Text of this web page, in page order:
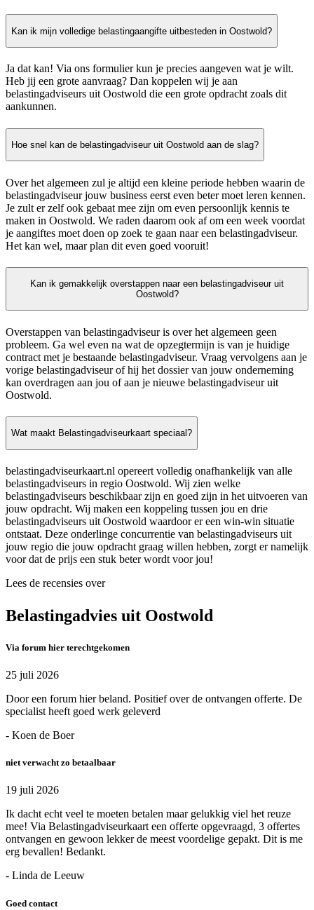
Kan ik mijn volledige belastingaangifte uitbesteden in Oostwold?
Ja dat kan! Via ons formulier kun je precies aangeven wat je wilt.
Heb jij een grote aanvraag? Dan koppelen wij je aan
belastingadviseurs uit Oostwold die een grote opdracht zoals dit
aankunnen.
Hoe snel kan de belastingadviseur uit Oostwold aan de slag?
Over het algemeen zul je altijd een kleine periode hebben waarin de
belastingadviseur jouw business eerst even beter moet leren kennen.
Je zult er zelf ook gebaat mee zijn om even persoonlijk kennis te
maken in Oostwold. We raden daarom ook af om een week voordat
je aangiftes moet doen op zoek te gaan naar een belastingadviseur.
Het kan wel, maar plan dit even goed vooruit!
Kan ik gemakkelijk overstappen naar een belastingadviseur uit
Oostwold?
Overstappen van belastingadviseur is over het algemeen geen
probleem. Ga wel even na wat de opzegtermijn is van je huidige
contract met je bestaande belastingadviseur. Vraag vervolgens aan je
vorige belastingadviseur of hij het dossier van jouw onderneming
kan overdragen aan jou of aan je nieuwe belastingadviseur uit
Oostwold.
Wat maakt Belastingadviseurkaart speciaal?
belastingadviseurkaart.nl opereert volledig onafhankelijk van alle
belastingadviseurs in regio Oostwold. Wij zien welke
belastingadviseurs beschikbaar zijn en goed zijn in het uitvoeren van
jouw opdracht. Wij maken een koppeling tussen jou en drie
belastingadviseurs uit Oostwold waardoor er een win-win situatie
ontstaat. Deze onderlinge concurrentie van belastingadviseurs uit
jouw regio die jouw opdracht graag willen hebben, zorgt er namelijk
voor dat de prijs een stuk beter wordt voor jou!
Lees de recensies over
Belastingadvies uit Oostwold
Via forum hier terechtgekomen
25 juli 2026
Door een forum hier beland. Positief over de ontvangen offerte. De
specialist heeft goed werk geleverd
- Koen de Boer
niet verwacht zo betaalbaar
19 juli 2026
Ik dacht echt veel te moeten betalen maar gelukkig viel het reuze
mee! Via Belastingadviseurkaart een offerte opgevraagd, 3 offertes
ontvangen en gewoon lekker de meest voordelige gepakt. Dit is me
erg bevallen! Bedankt.
- Linda de Leeuw
Goed contact